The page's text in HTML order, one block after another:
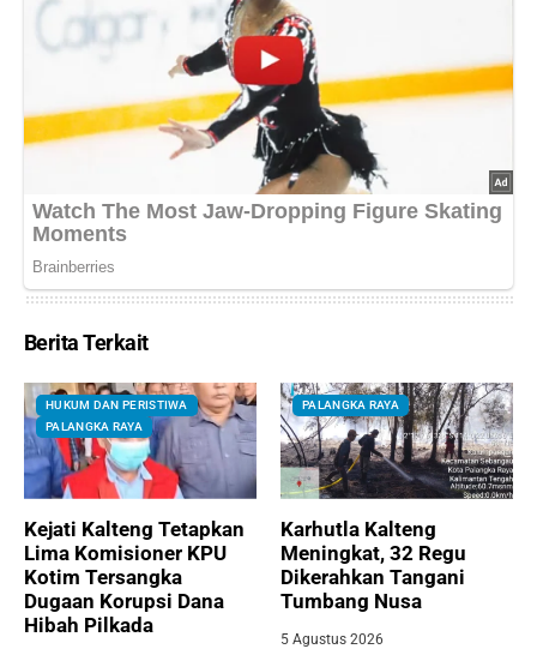
Berita Terkait
HUKUM DAN PERISTIWA
PALANGKA RAYA
Kejati Kalteng Tetapkan
Lima Komisioner KPU
Kotim Tersangka
Dugaan Korupsi Dana
Hibah Pilkada
PALANGKA RAYA
Karhutla Kalteng
Meningkat, 32 Regu
Dikerahkan Tangani
Tumbang Nusa
5 Agustus 2026